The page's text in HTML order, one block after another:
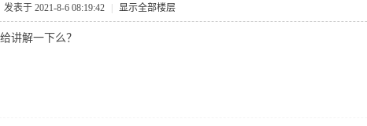
发表于 2021-8-6 08:19:42 显示全部楼层
讲解一下么？